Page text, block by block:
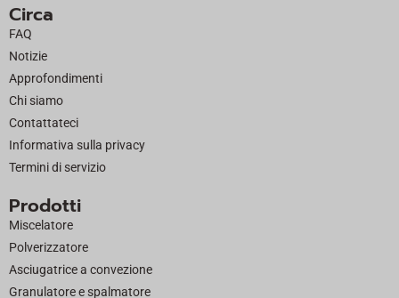
e
b
o
o
k
t
r
Circa
FAQ
Notizie
Approfondimenti
Chi siamo
Contattateci
Informativa sulla privacy
Termini di servizio
Prodotti
Miscelatore
Polverizzatore
Asciugatrice a convezione
Granulatore e spalmatore